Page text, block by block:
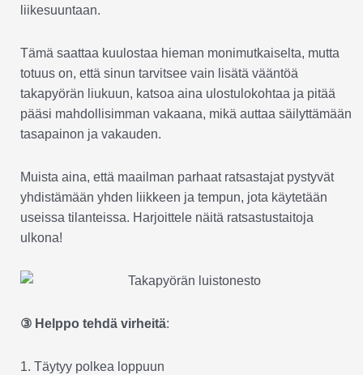
liikesuuntaan.
Tämä saattaa kuulostaa hieman monimutkaiselta, mutta
totuus on, että sinun tarvitsee vain lisätä vääntöä
takapyörän liukuun, katsoa aina ulostulokohtaa ja pitää
pääsi mahdollisimman vakaana, mikä auttaa säilyttämään
tasapainon ja vakauden.
Muista aina, että maailman parhaat ratsastajat pystyvät
yhdistämään yhden liikkeen ja tempun, jota käytetään
useissa tilanteissa. Harjoittele näitä ratsastustaitoja
ulkona!
③ Helppo tehdä virheitä:
1. Täytyy polkea loppuun